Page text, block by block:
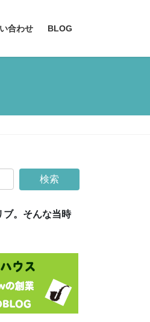
合わせ BLOG
ブ。そんな当時